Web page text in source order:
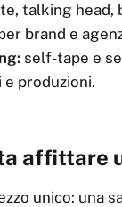
talking head,
brand e
self-tape e
produzioni.
affittare
unico: una